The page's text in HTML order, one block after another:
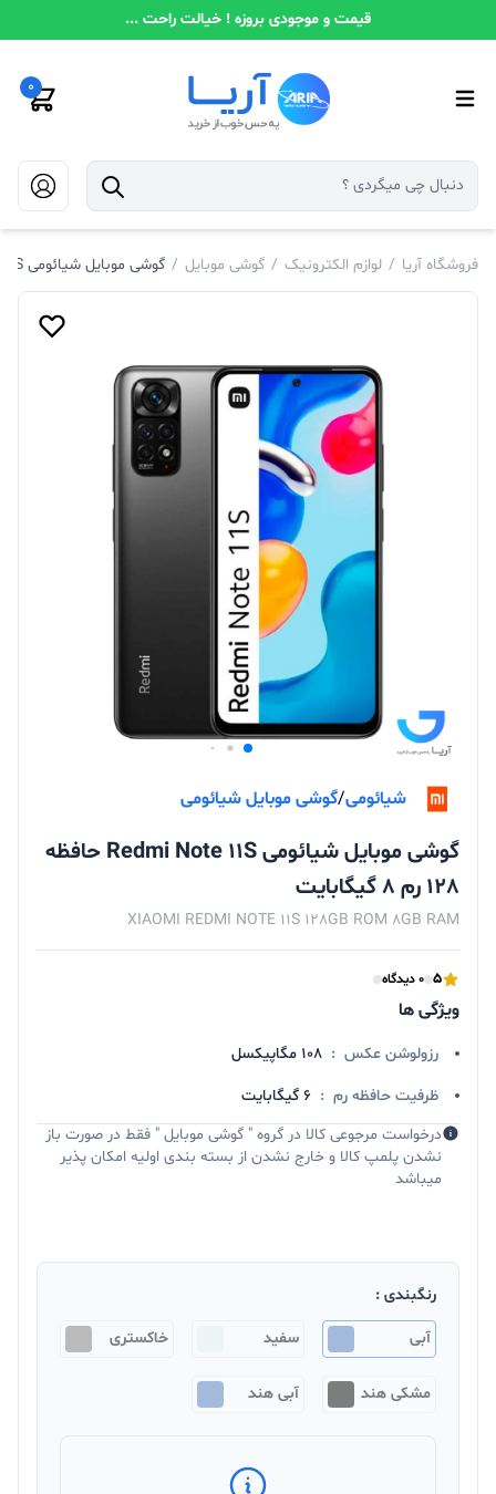
قیمت و موجودی بروزه ! خیالت راحت ...
0
فروشگاه آریا / لوازم الکترونیک / گوشی موبایل / گوشی موبایل شیائومی Redmi Note 11S حافظه 128 رم 8 گیگابایت
شیائومی/گوشی موبایل شیائومی
گوشی موبایل شیائومی Redmi Note 11S حافظه
128 رم 8 گیگابایت
XIAOMI REDMI NOTE 11S 128GB ROM 8GB RAM
5 0 دیدگاه
ویژگی ها
رزولوشن عکس : ۱۰۸ مگاپیکسل
ظرفیت حافظه رم : 6 گیگابایت
درخواست مرجوعی کالا در گروه " گوشی موبایل " فقط در صورت باز
نشدن پلمپ کالا و خارج نشدن از بسته بندی اولیه امکان پذیر
میباشد
رنگبندی :
آبی سفید خاکستری
مشکی هند آبی هند